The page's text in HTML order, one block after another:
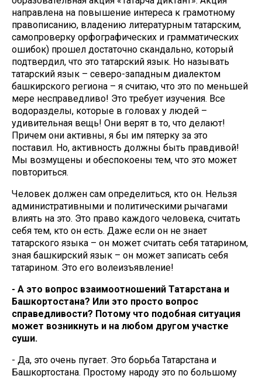
направлена на повышение интереса к грамотному
правописанию, владению литературным татарским,
самопроверку орфографических и грамматических
ошибок) прошел достаточно скандально, который
подтвердил, что это татарский язык. Но называть
татарский язык – северо-западным диалектом
башкирского региона – я считаю, что это по меньшей
мере несправедливо! Это требует изучения. Все
водоразделы, которые в головах у людей –
удивительная вещь! Они верят в то, что делают!
Причем они активны, я бы им пятерку за это
поставил. Но, активность должны быть правдивой!
Мы возмущены и обеспокоены тем, что это может
повториться.
Человек должен сам определиться, кто он. Нельзя
административными и политическими рычагами
влиять на это. Это право каждого человека, считать
себя тем, кто он есть. Даже если он не знает
татарского языка – он может считать себя татарином,
зная башкирский язык – он может записать себя
татарином. Это его волеизъявление!
- А это вопрос взаимоотношений Татарстана и
Башкортостана? Или это просто вопрос
справедливости? Потому что подобная ситуация
может возникнуть и на любом другом участке
суши.
- Да, это очень пугает. Это борьба Татарстана и
Башкортостана. Простому народу это по большому